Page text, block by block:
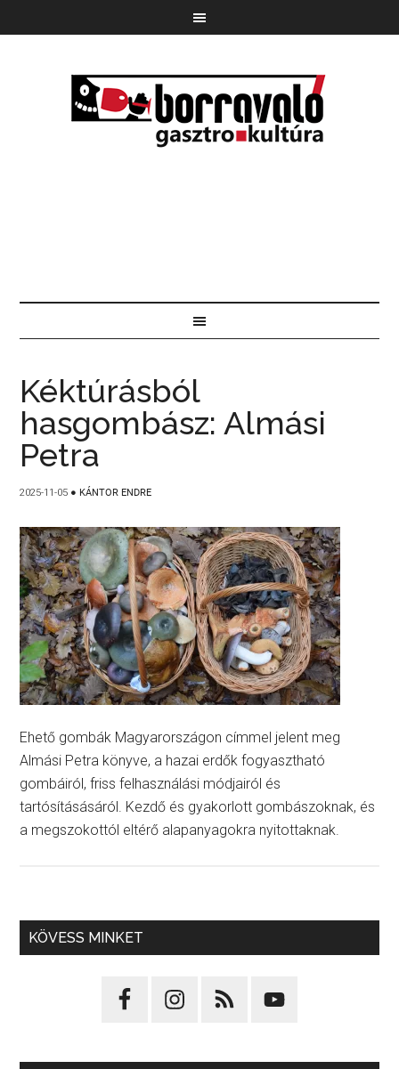
Kéktúrásból
hasgombász: Almási
Petra
2025-11-05 ● KÁNTOR ENDRE
Ehető gombák Magyarországon címmel jelent meg
Almási Petra könyve, a hazai erdők fogyasztható
gombáiról, friss felhasználási módjairól és
tartósításásáról. Kezdő és gyakorlott gombászoknak, és
a megszokottól eltérő alapanyagokra nyitottaknak.
KÖVESS MINKET